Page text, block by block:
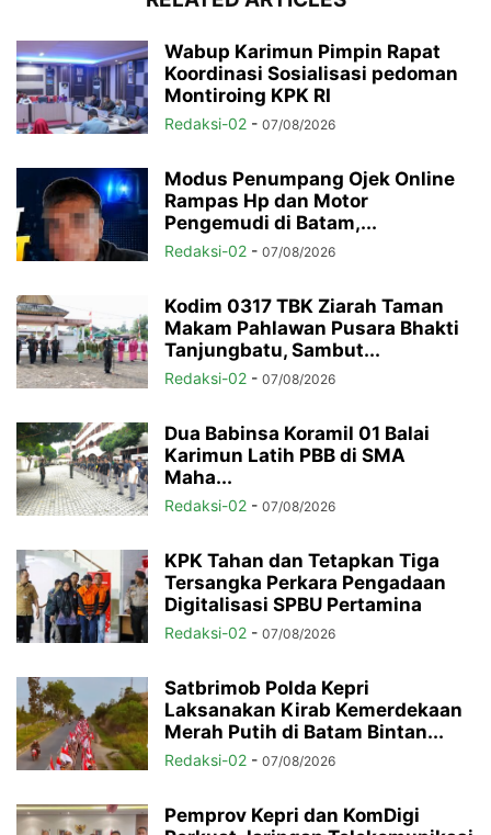
Wabup Karimun Pimpin Rapat
Koordinasi Sosialisasi pedoman
Montiroing KPK RI
Redaksi-02 - 07/08/2026
Modus Penumpang Ojek Online
Rampas Hp dan Motor
Pengemudi di Batam,...
Redaksi-02 - 07/08/2026
Kodim 0317 TBK Ziarah Taman
Makam Pahlawan Pusara Bhakti
Tanjungbatu, Sambut...
Redaksi-02 - 07/08/2026
Dua Babinsa Koramil 01 Balai
Karimun Latih PBB di SMA
Maha...
Redaksi-02 - 07/08/2026
KPK Tahan dan Tetapkan Tiga
Tersangka Perkara Pengadaan
Digitalisasi SPBU Pertamina
Redaksi-02 - 07/08/2026
Satbrimob Polda Kepri
Laksanakan Kirab Kemerdekaan
Merah Putih di Batam Bintan...
Redaksi-02 - 07/08/2026
Pemprov Kepri dan KomDigi